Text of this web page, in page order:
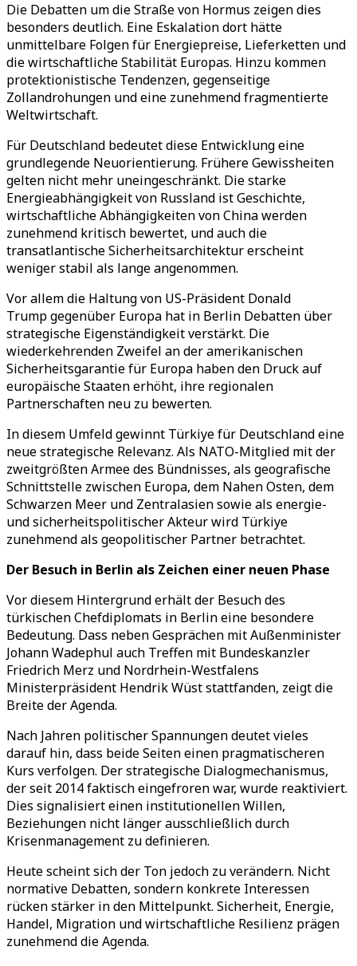
Die Debatten um die Straße von Hormus zeigen dies
besonders deutlich. Eine Eskalation dort hätte
unmittelbare Folgen für Energiepreise, Lieferketten und
die wirtschaftliche Stabilität Europas. Hinzu kommen
protektionistische Tendenzen, gegenseitige
Zollandrohungen und eine zunehmend fragmentierte
Weltwirtschaft.
Für Deutschland bedeutet diese Entwicklung eine
grundlegende Neuorientierung. Frühere Gewissheiten
gelten nicht mehr uneingeschränkt. Die starke
Energieabhängigkeit von Russland ist Geschichte,
wirtschaftliche Abhängigkeiten von China werden
zunehmend kritisch bewertet, und auch die
transatlantische Sicherheitsarchitektur erscheint
weniger stabil als lange angenommen.
Vor allem die Haltung von US-Präsident Donald
Trump gegenüber Europa hat in Berlin Debatten über
strategische Eigenständigkeit verstärkt. Die
wiederkehrenden Zweifel an der amerikanischen
Sicherheitsgarantie für Europa haben den Druck auf
europäische Staaten erhöht, ihre regionalen
Partnerschaften neu zu bewerten.
In diesem Umfeld gewinnt Türkiye für Deutschland eine
neue strategische Relevanz. Als NATO-Mitglied mit der
zweitgrößten Armee des Bündnisses, als geografische
Schnittstelle zwischen Europa, dem Nahen Osten, dem
Schwarzen Meer und Zentralasien sowie als energie-
und sicherheitspolitischer Akteur wird Türkiye
zunehmend als geopolitischer Partner betrachtet.
Der Besuch in Berlin als Zeichen einer neuen Phase
Vor diesem Hintergrund erhält der Besuch des
türkischen Chefdiplomats in Berlin eine besondere
Bedeutung. Dass neben Gesprächen mit Außenminister
Johann Wadephul auch Treffen mit Bundeskanzler
Friedrich Merz und Nordrhein-Westfalens
Ministerpräsident Hendrik Wüst stattfanden, zeigt die
Breite der Agenda.
Nach Jahren politischer Spannungen deutet vieles
darauf hin, dass beide Seiten einen pragmatischeren
Kurs verfolgen. Der strategische Dialogmechanismus,
der seit 2014 faktisch eingefroren war, wurde reaktiviert.
Dies signalisiert einen institutionellen Willen,
Beziehungen nicht länger ausschließlich durch
Krisenmanagement zu definieren.
Heute scheint sich der Ton jedoch zu verändern. Nicht
normative Debatten, sondern konkrete Interessen
rücken stärker in den Mittelpunkt. Sicherheit, Energie,
Handel, Migration und wirtschaftliche Resilienz prägen
zunehmend die Agenda.